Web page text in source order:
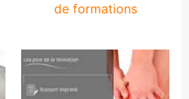
de formations